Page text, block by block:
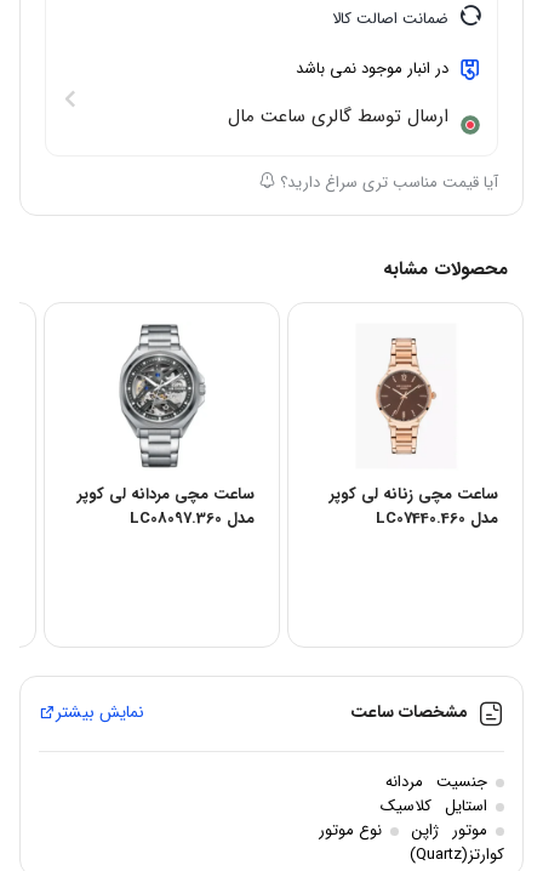
ضمانت اصالت کالا
در انبار موجود نمی باشد
ارسال توسط گالری ساعت مال
آیا قیمت مناسب تری سراغ دارید؟
محصولات مشابه
ساعت مچی زنانه لی کوپر
مدل LC07440.460
ساعت مچی مردانه لی کوپر
مدل LC08097.360
مشخصات ساعت نمایش بیشتر
جنسیت مردانه
استایل کلاسیک
موتور ژاپن
نوع موتور
کوارتز(Quartz)